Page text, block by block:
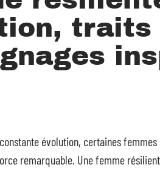
traits
évolution, certaines
remarquable. Une femme